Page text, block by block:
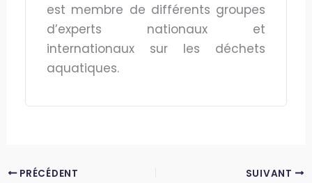
est membre de différents groupes
d’experts nationaux et
internationaux sur les déchets
aquatiques.
PRÉCÉDENT SUIVANT